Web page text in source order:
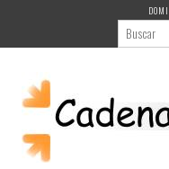
contenido